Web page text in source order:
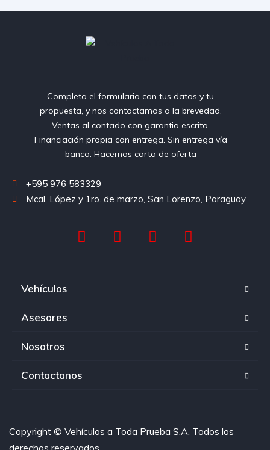
Completa el formulario con tus datos y tu
propuesta, y nos contactamos a la brevedad.
Ventas al contado con garantia escrita.
Financiación propia con entrega. Sin entrega vía
banco. Hacemos carta de oferta
+595 976 583329
Mcal. López y 1ro. de marzo, San Lorenzo, Paraguay
Vehículos
Asesores
Nosotros
Contactanos
Copyright © Vehículos a Toda Prueba S.A. Todos los